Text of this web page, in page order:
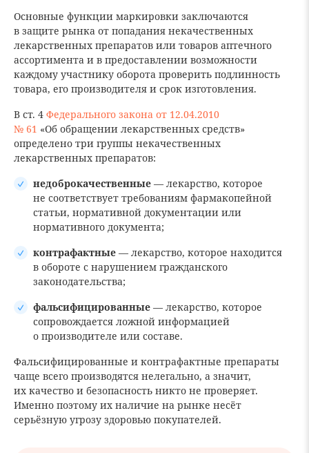
Основные функции маркировки заключаются
в защите рынка от попадания некачественных
лекарственных препаратов или товаров аптечного
ассортимента и в предоставлении возможности
каждому участнику оборота проверить подлинность
товара, его производителя и срок изготовления.
В ст. 4 Федерального закона от 12.04.2010
№ 61 «Об обращении лекарственных средств»
определено три группы некачественных
лекарственных препаратов:
недоброкачественные — лекарство, которое
не соответствует требованиям фармакопейной
статьи, нормативной документации или
нормативного документа;
контрафактные — лекарство, которое находится
в обороте с нарушением гражданского
законодательства;
фальсифицированные — лекарство, которое
сопровождается ложной информацией
о производителе или составе.
Фальсифицированные и контрафактные препараты
чаще всего производятся нелегально, а значит,
их качество и безопасность никто не проверяет.
Именно поэтому их наличие на рынке несёт
серьёзную угрозу здоровью покупателей.